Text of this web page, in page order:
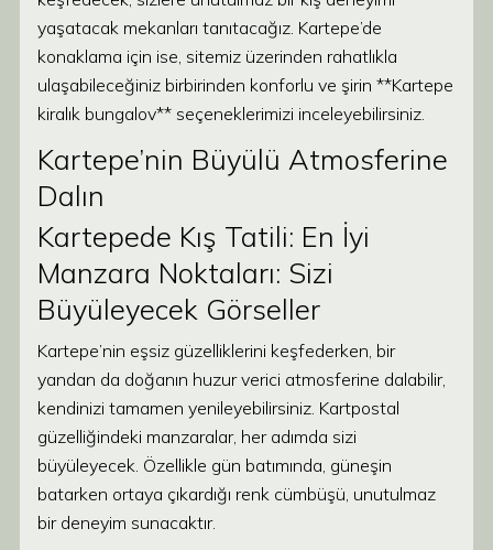
yaşatacak mekanları tanıtacağız. Kartepe’de
konaklama için ise, sitemiz üzerinden rahatlıkla
ulaşabileceğiniz birbirinden konforlu ve şirin **Kartepe
kiralık bungalov** seçeneklerimizi inceleyebilirsiniz.
Kartepe’nin Büyülü Atmosferine
Dalın
Kartepede Kış Tatili: En İyi
Manzara Noktaları: Sizi
Büyüleyecek Görseller
Kartepe’nin eşsiz güzelliklerini keşfederken, bir
yandan da doğanın huzur verici atmosferine dalabilir,
kendinizi tamamen yenileyebilirsiniz. Kartpostal
güzelliğindeki manzaralar, her adımda sizi
büyüleyecek. Özellikle gün batımında, güneşin
batarken ortaya çıkardığı renk cümbüşü, unutulmaz
bir deneyim sunacaktır.